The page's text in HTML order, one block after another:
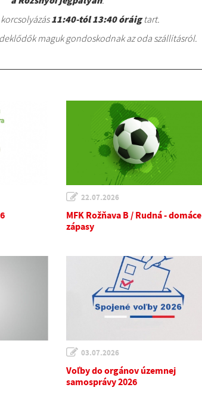
11:40-tól 13:40 óráigtart.
maguk gondoskodnak az oda szállításról.
22.07.2026
MFK Rožňava B / Rudná - domáce
zápasy
03.07.2026
Voľby do orgánov územnej
samosprávy 2026